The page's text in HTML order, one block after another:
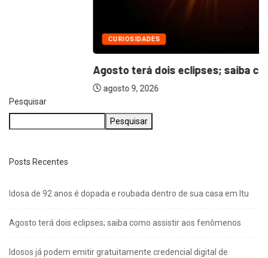
Agosto terá dois eclipses; saiba como assistir...
Pesquisar
Pesquisar
Posts Recentes
Idosa de 92 anos é dopada e roubada dentro de sua casa em Itu
Agosto terá dois eclipses; saiba como assistir aos fenômenos
Idosos já podem emitir gratuitamente credencial digital de